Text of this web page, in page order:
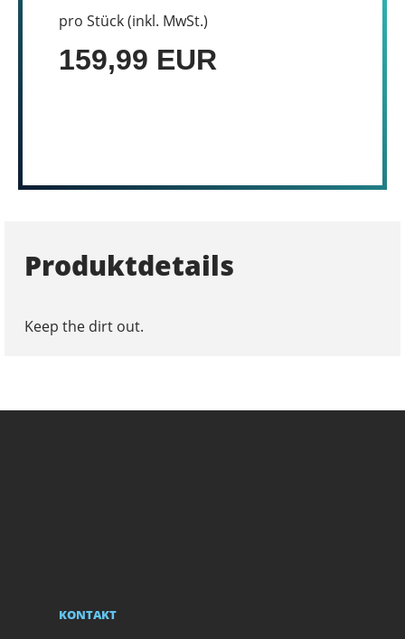
pro Stück (inkl. MwSt.)
159,99 EUR
Produktdetails
Keep the dirt out.
KONTAKT